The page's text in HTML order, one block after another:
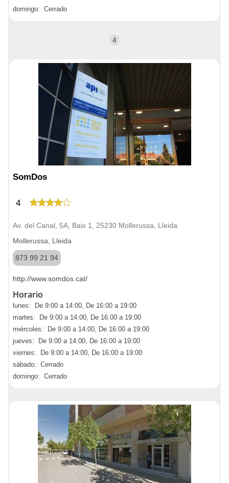
domingo: Cerrado
4
SomDos
4
Av. del Canal, 5A, Baix 1, 25230 Mollerussa, Lleida
Mollerussa, Lleida
873 99 21 94
http://www.somdos.cat/
Horario
lunes: De 9:00 a 14:00, De 16:00 a 19:00
martes: De 9:00 a 14:00, De 16:00 a 19:00
miércoles: De 9:00 a 14:00, De 16:00 a 19:00
jueves: De 9:00 a 14:00, De 16:00 a 19:00
viernes: De 9:00 a 14:00, De 16:00 a 19:00
sábado: Cerrado
domingo: Cerrado